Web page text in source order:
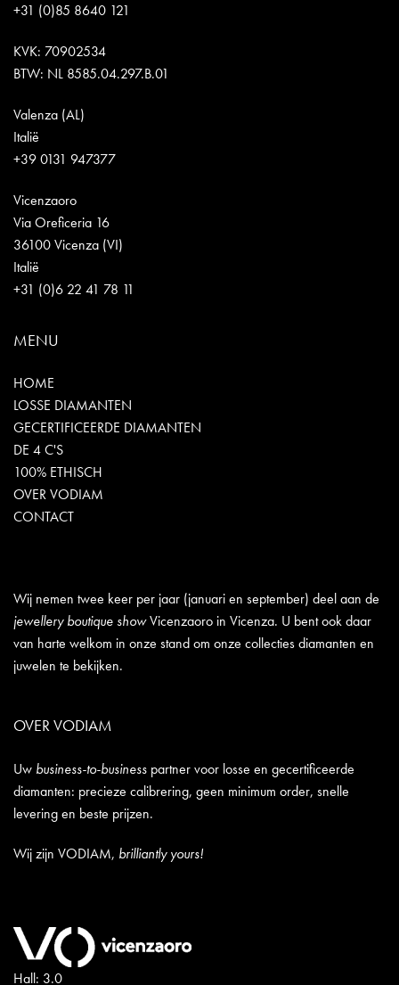
+31 (0)85 8640 121
KVK: 70902534
BTW: NL 8585.04.297.B.01
Valenza (AL)
Italië
+39 0131 947377
Vicenzaoro
Via Oreficeria 16
36100 Vicenza (VI)
Italië
+31 (0)6 22 41 78 11
MENU
HOME
LOSSE DIAMANTEN
GECERTIFICEERDE DIAMANTEN
DE 4 C'S
100% ETHISCH
OVER VODIAM
CONTACT
Wij nemen twee keer per jaar (januari en september) deel aan de
jewellery boutique showVicenzaoro in Vicenza. U bent ook daar
van harte welkom in onze stand om onze collecties diamanten en
juwelen te bekijken.
OVER VODIAM
Uw business-to-business partner voor losse en gecertificeerde
diamanten: precieze calibrering, geen minimum order, snelle
levering en beste prijzen.
Wij zijn VODIAM, brilliantly yours!
Hall: 3.0